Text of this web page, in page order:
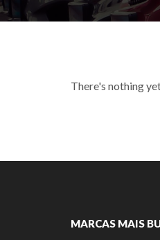
There's nothing
MARCAS MAIS